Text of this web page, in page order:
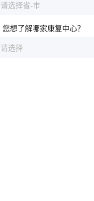
请选择省-市
您想了解哪家康复中心？
请选择